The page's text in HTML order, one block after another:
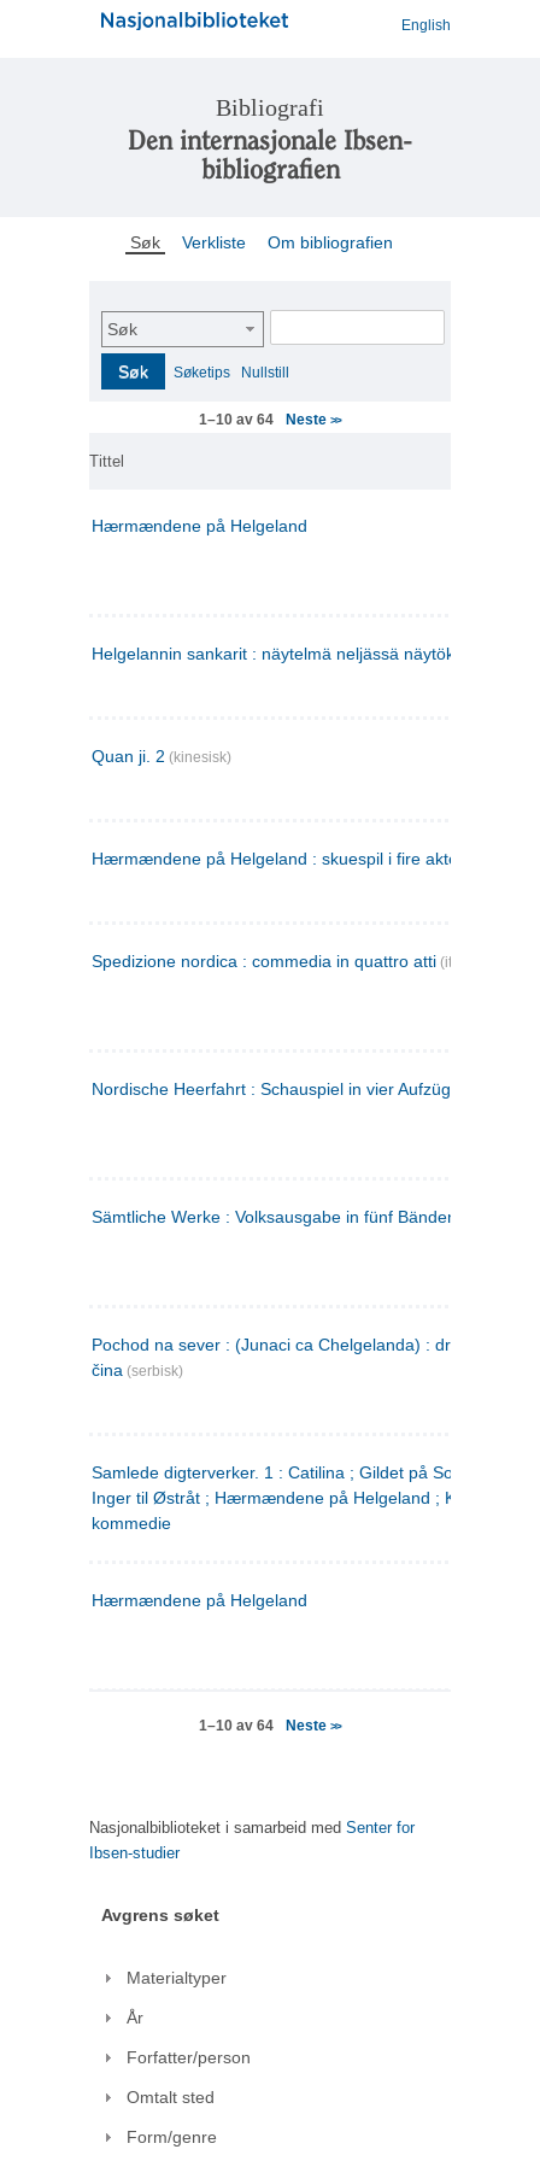
English
Bibliografi
Den internasjonale Ibsen-
bibliografien
Søk Verkliste Om bibliografien
Søk
Søk Søketips Nullstill
1–10 av 64 Neste>>
Tittel
Hærmændene på Helgeland
Helgelannin sankarit : näytelmä neljässä näytöksessä
Quan ji. 2 (kinesisk)
Hærmændene på Helgeland : skuespil i fire akter
Spedizione nordica : commedia in quattro atti (italiensk)
Nordische Heerfahrt : Schauspiel in vier Aufzügen
Sämtliche Werke : Volksausgabe in fünf Bänden
Pochod na sever : (Junaci ca Chelgelanda) : drama u četiri
čina (serbisk)
Samlede digterverker. 1 : Catilina ; Gildet på Solhaug ; Fru
Inger til Østråt ; Hærmændene på Helgeland ;
kommedie
Hærmændene på Helgeland
1–10 av 64 Neste>>
Nasjonalbiblioteket i samarbeid med Senter for
Ibsen-studier
Avgrens søket
Materialtyper
År
Forfatter/person
Omtalt sted
Form/genre